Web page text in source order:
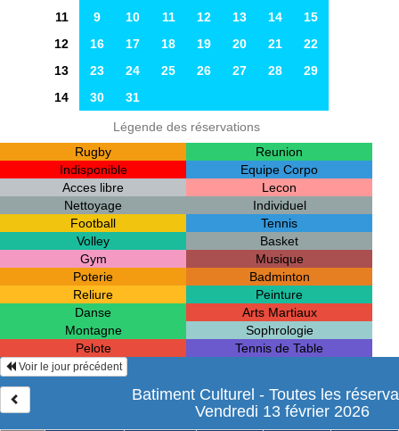
11
9 10 11 12 13 14
15
12
16 17 18 19 20 21
22
13
23 24 25 26 27 28
29
14
30 31
Légende des réservations
Rugby
Reunion
Indisponible
Equipe Corpo
Acces libre
Lecon
Nettoyage
Individuel
Football
Tennis
Volley
Basket
Gym
Musique
Poterie
Badminton
Reliure
Peinture
Danse
Arts Martiaux
Montagne
Sophrologie
Pelote
Tennis de Table
Voir le jour précédent
Batiment Culturel - Toutes les
Vendredi 13 février 2026